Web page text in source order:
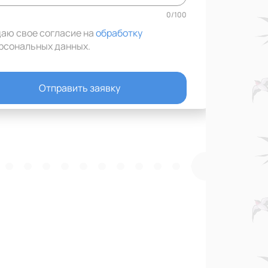
0/100
свое согласие наобработку
данных.
Отправить заявку